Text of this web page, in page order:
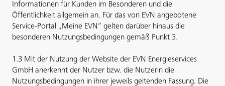
Informationen für Kunden im Besonderen und die
Öffentlichkeit allgemein an. Für das von EVN angebotene
Service-Portal „Meine EVN“ gelten darüber hinaus die
besonderen Nutzungsbedingungen gemäß Punkt 3.
1.3 Mit der Nutzung der Website der EVN Energieservices
GmbH anerkennt der Nutzer bzw. die Nutzerin die
Nutzungsbedingungen in ihrer jeweils geltenden Fassung. Die